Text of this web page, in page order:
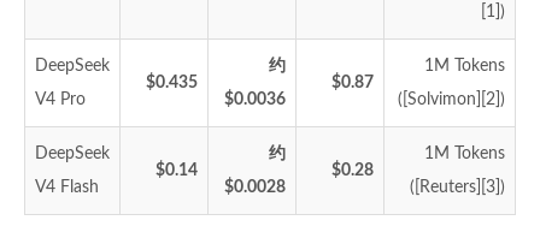
[1])
DeepSeek
V4 Pro
$0.435
约
$0.0036
$0.87
1M Tokens
([Solvimon][2])
DeepSeek
V4 Flash
$0.14
约
$0.0028
$0.28
1M Tokens
([Reuters][3])